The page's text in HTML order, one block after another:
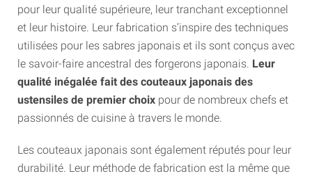
pour leur qualité supérieure, leur tranchant exceptionnel
et leur histoire. Leur fabrication s’inspire des techniques
utilisées pour les sabres japonais et ils sont conçus avec
le savoir-faire ancestral des forgerons japonais. Leur
qualité inégalée fait des couteaux japonais des
ustensiles de premier choix pour de nombreux chefs et
passionnés de cuisine à travers le monde.
Les couteaux japonais sont également réputés pour leur
durabilité. Leur méthode de fabrication est la même que